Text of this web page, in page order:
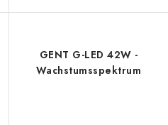
GENT G-LED 42W -
Wachstumsspektrum